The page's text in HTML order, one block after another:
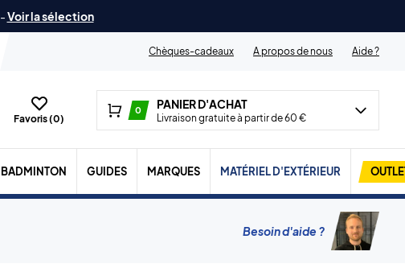
-Voir la sélection
Chèques-cadeaux
A propos de nous Aide ?
Favoris (0)
0 PANIER D'ACHAT
Livraison gratuite à partir de 60 €
BADMINTON GUIDES MARQUES MATÉRIEL D'EXTÉRIEUR
Besoin d'aide ?